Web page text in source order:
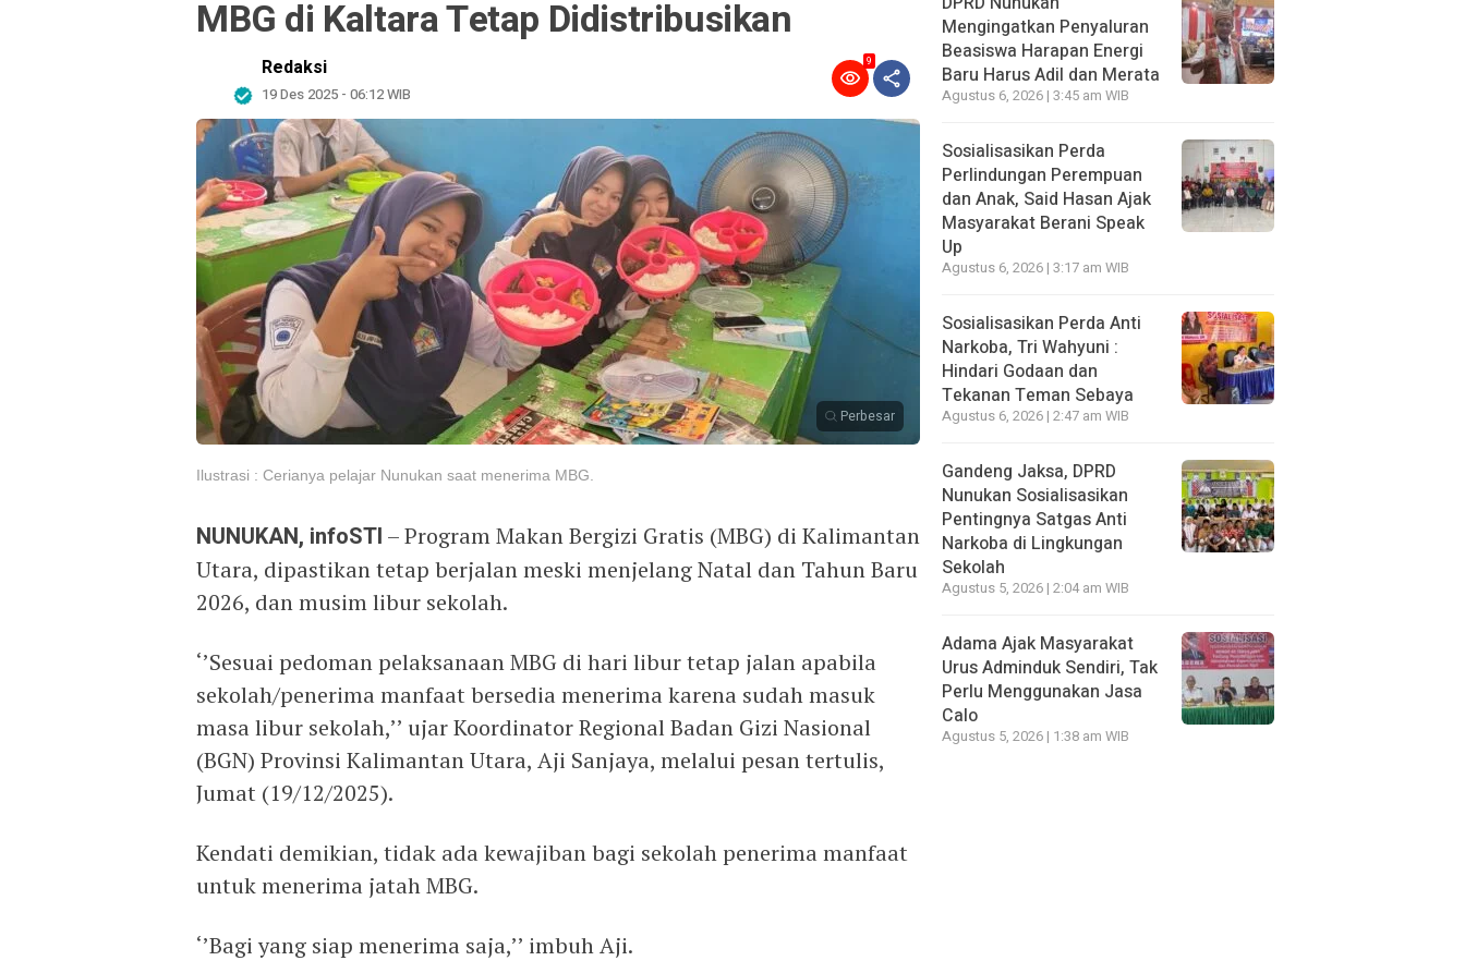
MBG di Kaltara Tetap Didistribusikan
Redaksi
19 Des 2025 - 06:12 WIB
9
Perbesar
Ilustrasi : Cerianya pelajar Nunukan saat menerima MBG.
NUNUKAN, infoSTI – Program Makan Bergizi Gratis (MBG) di Kalimantan
Utara, dipastikan tetap berjalan meski menjelang Natal dan Tahun Baru
2026, dan musim libur sekolah.
‘’Sesuai pedoman pelaksanaan MBG di hari libur tetap jalan apabila
sekolah/penerima manfaat bersedia menerima karena sudah masuk
masa libur sekolah,’’ ujar Koordinator Regional Badan Gizi Nasional
(BGN) Provinsi Kalimantan Utara, Aji Sanjaya, melalui pesan tertulis,
Jumat (19/12/2025).
Kendati demikian, tidak ada kewajiban bagi sekolah penerima manfaat
untuk menerima jatah MBG.
‘’Bagi yang siap menerima saja,’’ imbuh Aji.
Mengingatkan Penyaluran
Beasiswa Harapan Energi
Baru Harus Adil dan Merata
Agustus 6, 2026 | 3:45 am WIB
Sosialisasikan Perda
Perlindungan Perempuan
dan Anak, Said Hasan Ajak
Masyarakat Berani Speak
Up
Agustus 6, 2026 | 3:17 am WIB
Sosialisasikan Perda Anti
Narkoba, Tri Wahyuni :
Hindari Godaan dan
Tekanan Teman Sebaya
Agustus 6, 2026 | 2:47 am WIB
Gandeng Jaksa, DPRD
Nunukan Sosialisasikan
Pentingnya Satgas Anti
Narkoba di Lingkungan
Sekolah
Agustus 5, 2026 | 2:04 am WIB
Adama Ajak Masyarakat
Urus Adminduk Sendiri, Tak
Perlu Menggunakan Jasa
Calo
Agustus 5, 2026 | 1:38 am WIB